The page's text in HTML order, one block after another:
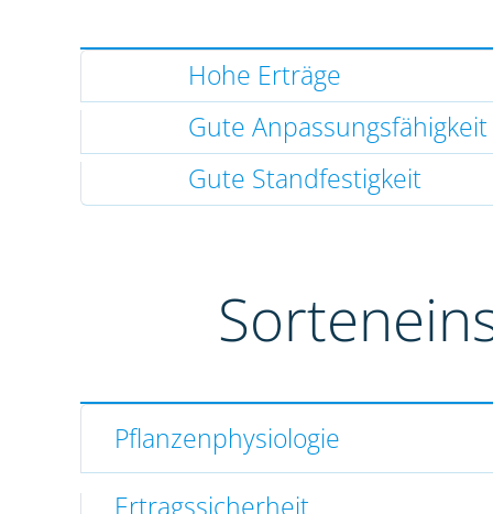
Hohe Erträge
Gute
Gute Standfestigkeit
Pflanzenphysiologie